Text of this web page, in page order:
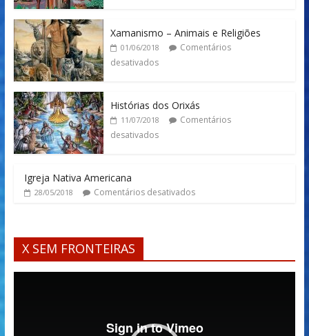
Xamanismo – Animais e Religiões
01/06/2018
Comentários
desativados
Histórias dos Orixás
11/07/2018
Comentários
desativados
Igreja Nativa Americana
28/05/2018 Comentários desativados
X SEM FRONTEIRAS